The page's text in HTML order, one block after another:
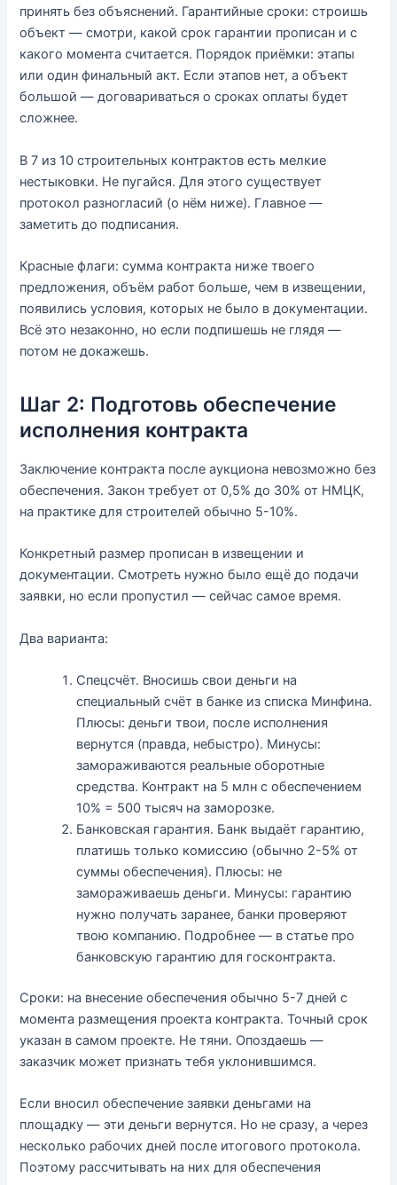
принять без объяснений. Гарантийные сроки: строишь
объект — смотри, какой срок гарантии прописан и с
какого момента считается. Порядок приёмки: этапы
или один финальный акт. Если этапов нет, а объект
большой — договариваться о сроках оплаты будет
сложнее.
В 7 из 10 строительных контрактов есть мелкие
нестыковки. Не пугайся. Для этого существует
протокол разногласий (о нём ниже). Главное —
заметить до подписания.
Красные флаги: сумма контракта ниже твоего
предложения, объём работ больше, чем в извещении,
появились условия, которых не было в документации.
Всё это незаконно, но если подпишешь не глядя —
потом не докажешь.
Шаг 2: Подготовь обеспечение
исполнения контракта
Заключение контракта после аукциона невозможно без
обеспечения. Закон требует от 0,5% до 30% от НМЦК,
на практике для строителей обычно 5-10%.
Конкретный размер прописан в извещении и
документации. Смотреть нужно было ещё до подачи
заявки, но если пропустил — сейчас самое время.
Два варианта:
Спецсчёт. Вносишь свои деньги на
специальный счёт в банке из списка Минфина.
Плюсы: деньги твои, после исполнения
вернутся (правда, небыстро). Минусы:
замораживаются реальные оборотные
средства. Контракт на 5 млн с обеспечением
10% = 500 тысяч на заморозке.
Банковская гарантия. Банк выдаёт гарантию,
платишь только комиссию (обычно 2-5% от
суммы обеспечения). Плюсы: не
замораживаешь деньги. Минусы: гарантию
нужно получать заранее, банки проверяют
твою компанию. Подробнее — в статье про
банковскую гарантию для госконтракта.
Сроки: на внесение обеспечения обычно 5-7 дней с
момента размещения проекта контракта. Точный срок
указан в самом проекте. Не тяни. Опоздаешь —
заказчик может признать тебя уклонившимся.
Если вносил обеспечение заявки деньгами на
площадку — эти деньги вернутся. Но не сразу, а через
несколько рабочих дней после итогового протокола.
Поэтому рассчитывать на них для обеспечения